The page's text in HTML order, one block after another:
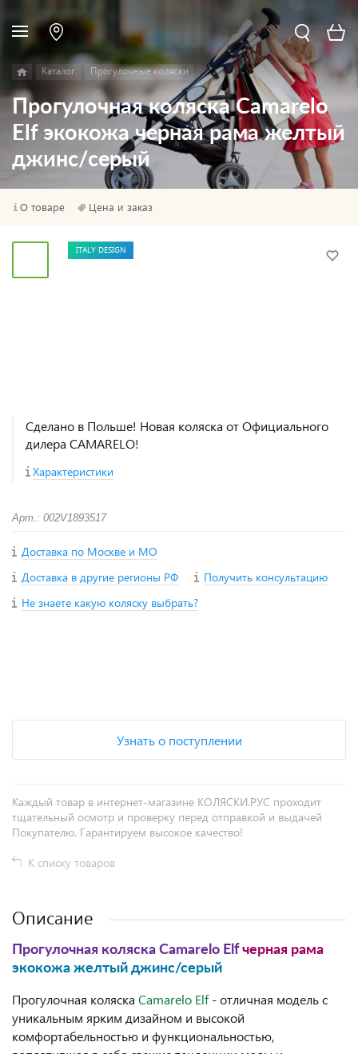
Каталог Прогулочные коляски
Прогулочная коляска Camarelo
Elf экокожа черная рама желтый
джинс/серый
О товаре Цена и заказ
ITALY DESIGN
Сделано в Польше! Новая коляска от Официального
дилера CAMARELO!
Характеристики
Арт.: 002V1893517
Доставка по Москве и МО
Доставка в другие регионы РФ
Получить консультацию
Не знаете какую коляску выбрать?
Узнать о поступлении
Каждый товар в интернет-магазине КОЛЯСКИ.РУС проходит
тщательный осмотр и проверку перед отправкой и выдачей
Покупателю. Гарантируем высокое качество!
К списку товаров
Описание
Прогулочная коляска Camarelo Elf черная рама
экокожа желтый джинс/серый
Прогулочная коляска Camarelo Elf- отличная модель с
уникальным ярким дизайном и высокой
комфортабельностью и функциональностью,